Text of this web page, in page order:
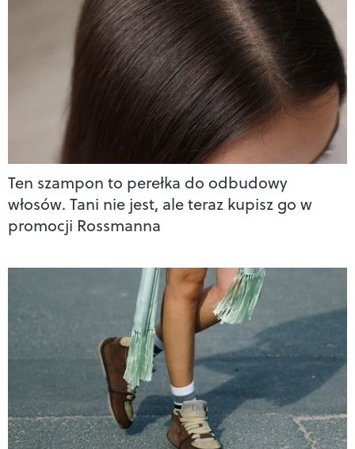
Ten szampon to perełka do odbudowy
włosów. Tani nie jest, ale teraz kupisz go w
promocji Rossmanna